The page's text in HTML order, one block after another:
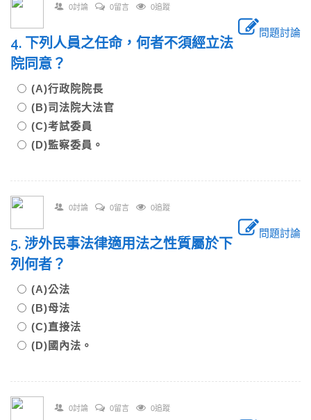
0討論 0留言 0追蹤
問題討論
4. 下列人員之任命，何者不須經立法
院同意？
(A)行政院院長
(B)司法院大法官
(C)考試委員
(D)監察委員。
0討論 0留言 0追蹤
問題討論
5. 涉外民事法律適用法之性質屬於下
列何者？
(A)公法
(B)母法
(C)直接法
(D)國內法。
0討論 0留言 0追蹤